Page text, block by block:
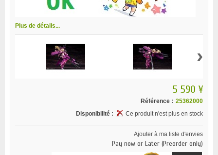
Plus de détails...
›
5 590 ¥
Référence : 25362000
Disponibilité :
Ce produit n'est plus en stock
Ajouter à ma liste d'envies
Pay now or Later (Preorder only)